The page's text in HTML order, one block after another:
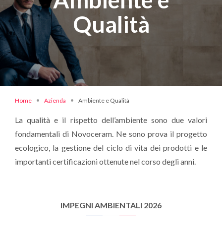
Qualità
Home Azienda Ambiente e Qualità
La qualità e il rispetto dell’ambiente sono due valori
fondamentali di Novoceram. Ne sono prova il progetto
ecologico, la gestione del ciclo di vita dei prodotti e le
importanti certificazioni ottenute nel corso degli anni.
IMPEGNI AMBIENTALI 2026